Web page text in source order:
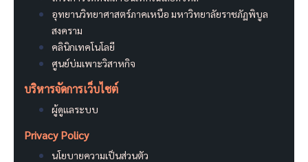
อุทยานวิทยาศาสตร์ภาคเหนือ มหาวิทยาลัยราชภัฏพิบูล
สงคราม
คลินิกเทคโนโลยี
ศูนย์บ่มเพาะวิสาหกิจ
บริหารจัดการเว็บไซต์
ผู้ดูแลระบบ
Privacy Policy
นโยบายความเป็นส่วนตัว